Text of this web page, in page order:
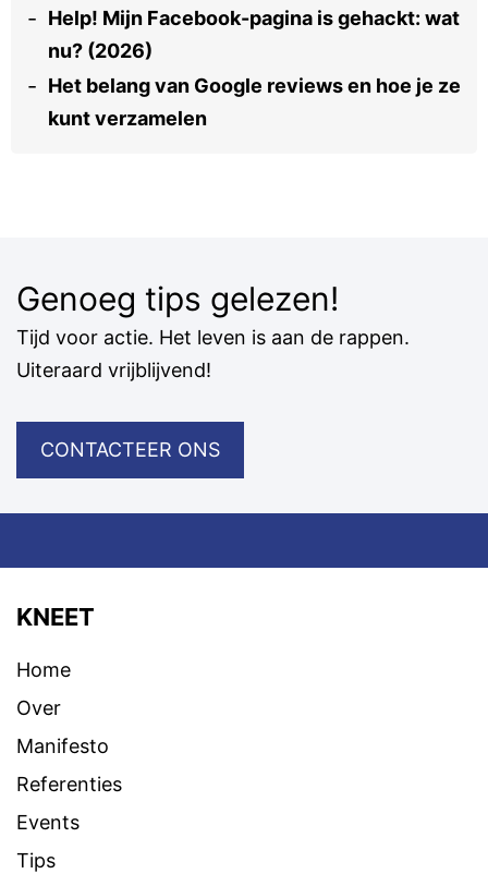
Help! Mijn Facebook-pagina is gehackt: wat
nu? (2026)
Het belang van Google reviews en hoe je ze
kunt verzamelen
Genoeg tips gelezen!
Tijd voor actie. Het leven is aan de rappen.
Uiteraard vrijblijvend!
CONTACTEER ONS
KNEET
Home
Over
Manifesto
Referenties
Events
Tips